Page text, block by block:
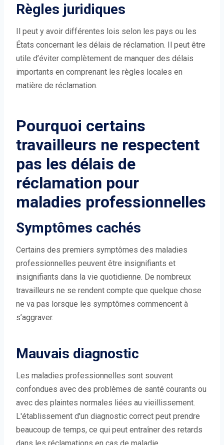
Règles juridiques
Il peut y avoir différentes lois selon les pays ou les
États concernant les délais de réclamation. Il peut être
utile d’éviter complètement de manquer des délais
importants en comprenant les règles locales en
matière de réclamation.
Pourquoi certains
travailleurs ne respectent
pas les délais de
réclamation pour
maladies professionnelles
Symptômes cachés
Certains des premiers symptômes des maladies
professionnelles peuvent être insignifiants et
insignifiants dans la vie quotidienne. De nombreux
travailleurs ne se rendent compte que quelque chose
ne va pas lorsque les symptômes commencent à
s’aggraver.
Mauvais diagnostic
Les maladies professionnelles sont souvent
confondues avec des problèmes de santé courants ou
avec des plaintes normales liées au vieillissement.
L'établissement d'un diagnostic correct peut prendre
beaucoup de temps, ce qui peut entraîner des retards